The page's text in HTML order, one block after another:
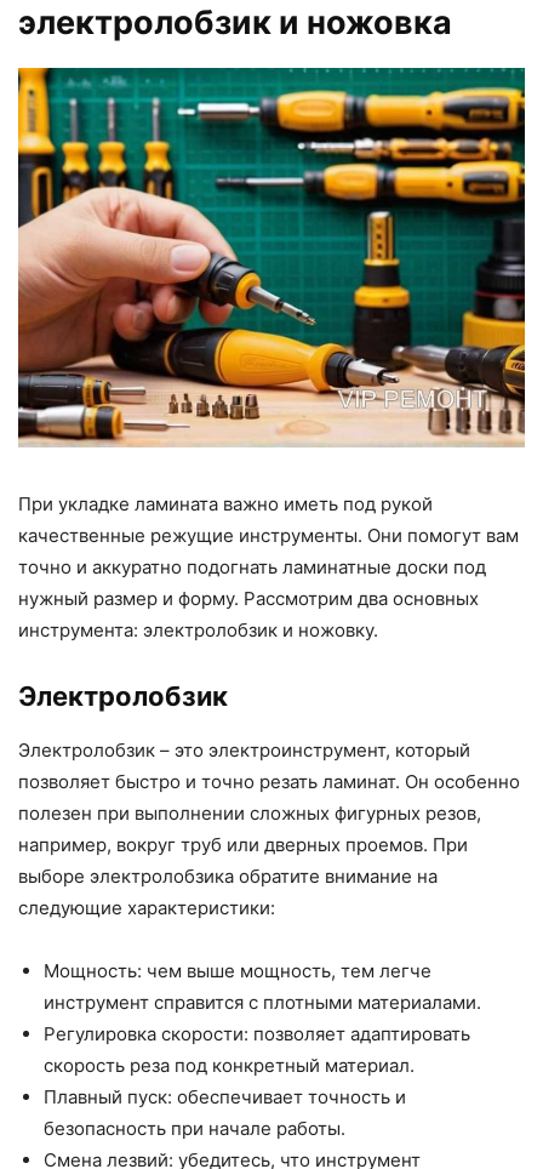
электролобзик и ножовка
При укладке ламината важно иметь под рукой
качественные режущие инструменты. Они помогут вам
точно и аккуратно подогнать ламинатные доски под
нужный размер и форму. Рассмотрим два основных
инструмента: электролобзик и ножовку.
Электролобзик
Электролобзик – это электроинструмент, который
позволяет быстро и точно резать ламинат. Он особенно
полезен при выполнении сложных фигурных резов,
например, вокруг труб или дверных проемов. При
выборе электролобзика обратите внимание на
следующие характеристики:
Мощность: чем выше мощность, тем легче
инструмент справится с плотными материалами.
Регулировка скорости: позволяет адаптировать
скорость реза под конкретный материал.
Плавный пуск: обеспечивает точность и
безопасность при начале работы.
Смена лезвий: убедитесь, что инструмент